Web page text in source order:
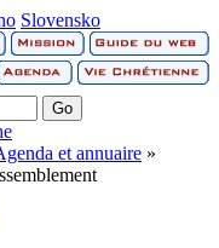
Slovensko
et annuaire »